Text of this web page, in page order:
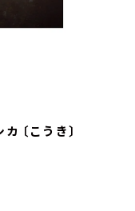
〔こうき〕